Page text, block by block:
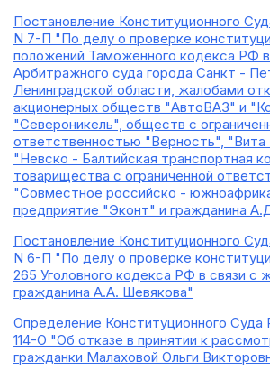
Постановление Конституционного
N 7-П "По делу о проверке
положений Таможенного кодекса РФ
Арбитражного суда города Санкт -
Ленинградской области, жалобами
акционерных обществ "АвтоВАЗ" и
"Североникель", обществ с
ответственностью "Верность",
"Невско - Балтийская транспортная
товарищества с ограниченной
"Совместное российско -
предприятие "Эконт" и гражданина
Постановление Конституционного
N 6-П "По делу о проверке
265 Уголовного кодекса РФ в связи с
гражданина А.А. Шевякова"
Определение Конституционного Суда
114-О "Об отказе в принятии к
гражданки Малаховой Ольги